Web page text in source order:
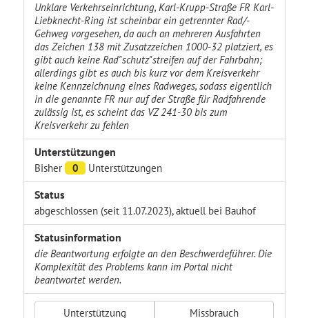
Unklare Verkehrseinrichtung, Karl-Krupp-Straße FR Karl-
Liebknecht-Ring ist scheinbar ein getrennter Rad/-
Gehweg vorgesehen, da auch an mehreren Ausfahrten
das Zeichen 138 mit Zusatzzeichen 1000-32 platziert, es
gibt auch keine Rad"schutz"streifen auf der Fahrbahn;
allerdings gibt es auch bis kurz vor dem Kreisverkehr
keine Kennzeichnung eines Radweges, sodass eigentlich
in die genannte FR nur auf der Straße für Radfahrende
zulässig ist, es scheint das VZ 241-30 bis zum
Kreisverkehr zu fehlen
Unterstützungen
Bisher 0 Unterstützungen
Status
abgeschlossen (seit 11.07.2023), aktuell bei Bauhof
Statusinformation
die Beantwortung erfolgte an den Beschwerdeführer. Die
Komplexität des Problems kann im Portal nicht
beantwortet werden.
Unterstützung Missbrauch